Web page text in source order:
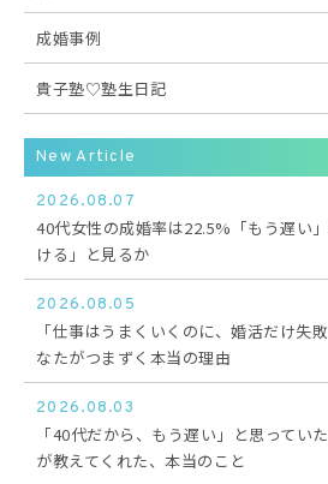
成婚事例
貴子塾♡塾生日記
New Article
2026.08.07
40代女性の成婚率は22.5%「もう遅い
ける」と見るか
2026.08.05
「仕事はうまくいくのに、婚活だけ失
なたがつまずく本当の理由
2026.08.03
「40代だから、もう遅い」と思って
が教えてくれた、本当のこと